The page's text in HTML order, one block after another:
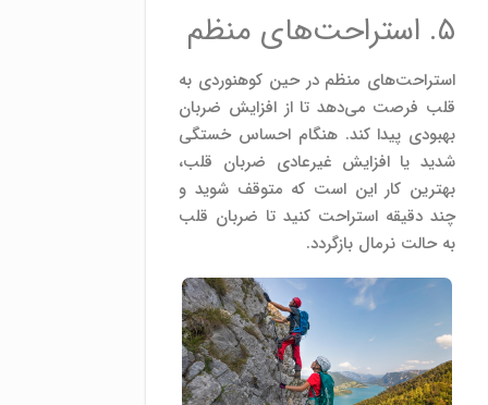
۵. استراحت‌های منظم
استراحت‌های منظم در حین کوهنوردی به
قلب فرصت می‌دهد تا از افزایش ضربان
بهبودی پیدا کند. هنگام احساس خستگی
شدید یا افزایش غیرعادی ضربان قلب،
بهترین کار این است که متوقف شوید و
چند دقیقه استراحت کنید تا ضربان قلب
به حالت نرمال بازگردد.